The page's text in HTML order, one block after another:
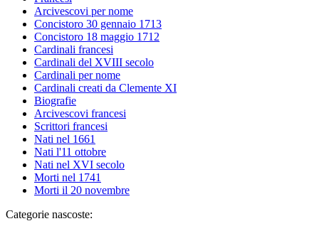
Arcivescovi per nome
Concistoro 30 gennaio 1713
Concistoro 18 maggio 1712
Cardinali francesi
Cardinali del XVIII secolo
Cardinali per nome
Cardinali creati da Clemente XI
Biografie
Arcivescovi francesi
Scrittori francesi
Nati nel 1661
Nati l'11 ottobre
Nati nel XVI secolo
Morti nel 1741
Morti il 20 novembre
Categorie nascoste: